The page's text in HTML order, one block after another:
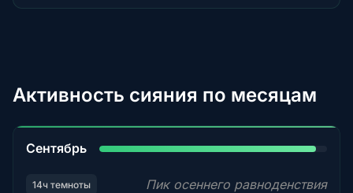
Активность сияния по месяцам
Сентябрь
14ч темноты
Пик осеннего равноденствия